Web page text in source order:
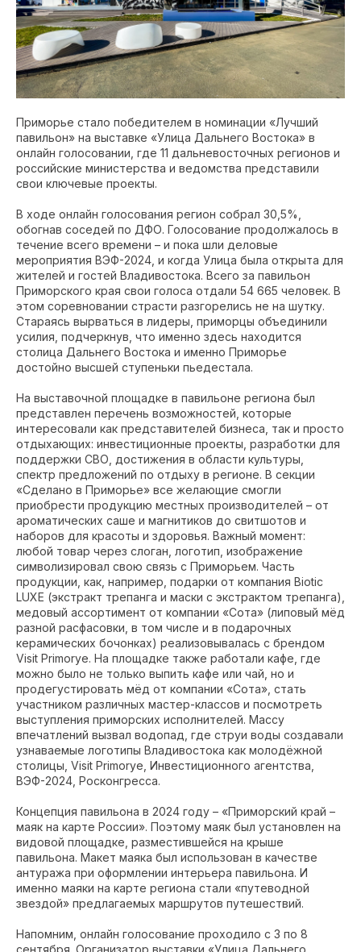
Приморье стало победителем в номинации «Лучший
павильон» на выставке «Улица Дальнего Востока» в
онлайн голосовании, где 11 дальневосточных регионов и
российские министерства и ведомства представили
свои ключевые проекты.
В ходе онлайн голосования регион собрал 30,5%,
обогнав соседей по ДФО. Голосование продолжалось в
течение всего времени – и пока шли деловые
мероприятия ВЭФ-2024, и когда Улица была открыта для
жителей и гостей Владивостока. Всего за павильон
Приморского края свои голоса отдали 54 665 человек. В
этом соревновании страсти разгорелись не на шутку.
Стараясь вырваться в лидеры, приморцы объединили
усилия, подчеркнув, что именно здесь находится
столица Дальнего Востока и именно Приморье
достойно высшей ступеньки пьедестала.
На выставочной площадке в павильоне региона был
представлен перечень возможностей, которые
интересовали как представителей бизнеса, так и просто
отдыхающих: инвестиционные проекты, разработки для
поддержки СВО, достижения в области культуры,
спектр предложений по отдыху в регионе. В секции
«Сделано в Приморье» все желающие смогли
приобрести продукцию местных производителей – от
ароматических саше и магнитиков до свитшотов и
наборов для красоты и здоровья. Важный момент:
любой товар через слоган, логотип, изображение
символизировал свою связь с Приморьем. Часть
продукции, как, например, подарки от компания Biotic
LUXE (экстракт трепанга и маски с экстрактом трепанга),
медовый ассортимент от компании «Сота» (липовый мёд
разной расфасовки, в том числе и в подарочных
керамических бочонках) реализовывалась с брендом
Visit Рrimorye. На площадке также работали кафе, где
можно было не только выпить кафе или чай, но и
продегустировать мёд от компании «Сота», стать
участником различных мастер-классов и посмотреть
выступления приморских исполнителей. Массу
впечатлений вызвал водопад, где струи воды создавали
узнаваемые логотипы Владивостока как молодёжной
столицы, Visit Рrimorye, Инвестиционного агентства,
ВЭФ-2024, Росконгресса.
Концепция павильона в 2024 году – «Приморский край –
маяк на карте России». Поэтому маяк был установлен на
видовой площадке, разместившейся на крыше
павильона. Макет маяка был использован в качестве
антуража при оформлении интерьера павильона. И
именно маяки на карте региона стали «путеводной
звездой» предлагаемых маршрутов путешествий.
Напомним, онлайн голосование проходило с 3 по 8
сентября. Организатор выставки «Улица Дальнего